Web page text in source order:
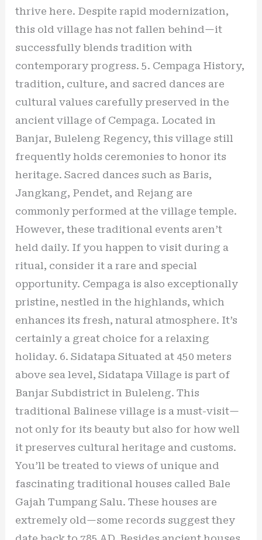
thrive here. Despite rapid modernization,
this old village has not fallen behind—it
successfully blends tradition with
contemporary progress. 5. Cempaga History,
tradition, culture, and sacred dances are
cultural values carefully preserved in the
ancient village of Cempaga. Located in
Banjar, Buleleng Regency, this village still
frequently holds ceremonies to honor its
heritage. Sacred dances such as Baris,
Jangkang, Pendet, and Rejang are
commonly performed at the village temple.
However, these traditional events aren’t
held daily. If you happen to visit during a
ritual, consider it a rare and special
opportunity. Cempaga is also exceptionally
pristine, nestled in the highlands, which
enhances its fresh, natural atmosphere. It’s
certainly a great choice for a relaxing
holiday. 6. Sidatapa Situated at 450 meters
above sea level, Sidatapa Village is part of
Banjar Subdistrict in Buleleng. This
traditional Balinese village is a must-visit—
not only for its beauty but also for how well
it preserves cultural heritage and customs.
You’ll be treated to views of unique and
fascinating traditional houses called Bale
Gajah Tumpang Salu. These houses are
extremely old—some records suggest they